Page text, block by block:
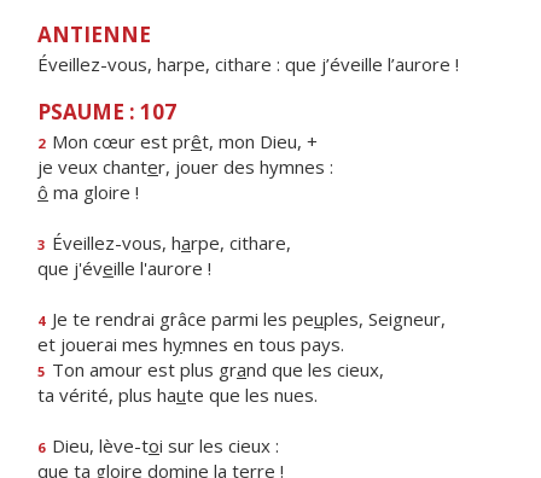
ANTIENNE
Éveillez-vous, harpe, cithare : que j’éveille l’aurore !
PSAUME : 107
2 Mon cœur est prêt, mon Dieu, +
je veux chanter, jouer des hymnes :
ô ma gloire !
3 Éveillez-vous, harpe, cithare,
que j'éveille l'aurore !
4 Je te rendrai grâce parmi les peuples, Seigneur,
et jouerai mes hymnes en tous pays.
5 Ton amour est plus grand que les cieux,
ta vérité, plus haute que les nues.
6 Dieu, lève-toi sur les cieux :
que ta gloire domine la terre !